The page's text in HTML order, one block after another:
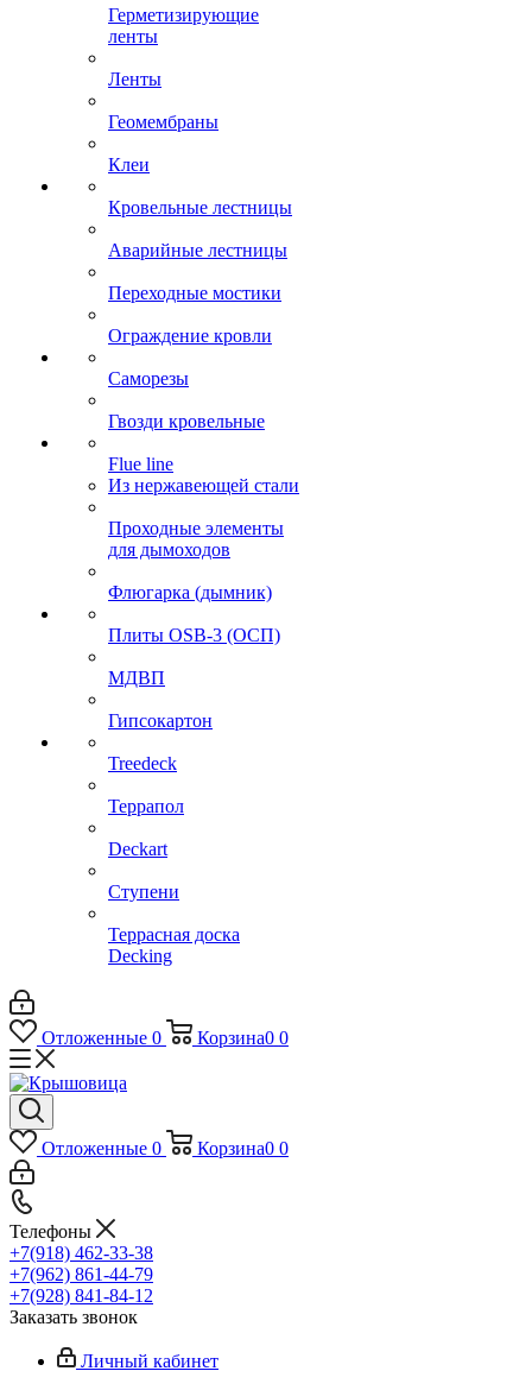
Герметизирующие
ленты
Ленты
Геомембраны
Клеи
Кровельные лестницы
Аварийные лестницы
Переходные мостики
Ограждение кровли
Саморезы
Гвозди кровельные
Flue line
Из нержавеющей стали
Проходные элементы
для дымоходов
Флюгарка (дымник)
Плиты OSB-3 (ОСП)
МДВП
Гипсокартон
Treedeck
Террапол
Deckart
Ступени
Террасная доска
Decking
Отложенные 0 Корзина0 0
Отложенные 0 Корзина0 0
Телефоны
+7(918) 462-33-38
+7(962) 861-44-79
+7(928) 841-84-12
Заказать звонок
Личный кабинет